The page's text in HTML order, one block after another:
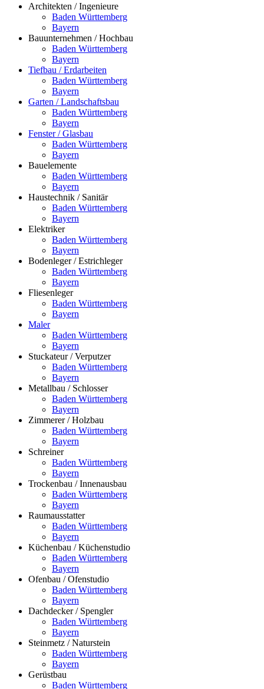
Architekten / Ingenieure
Baden Württemberg
Bayern
Bauunternehmen / Hochbau
Baden Württemberg
Bayern
Tiefbau / Erdarbeiten
Baden Württemberg
Bayern
Garten / Landschaftsbau
Baden Württemberg
Bayern
Fenster / Glasbau
Baden Württemberg
Bayern
Bauelemente
Baden Württemberg
Bayern
Haustechnik / Sanitär
Baden Württemberg
Bayern
Elektriker
Baden Württemberg
Bayern
Bodenleger / Estrichleger
Baden Württemberg
Bayern
Fliesenleger
Baden Württemberg
Bayern
Maler
Baden Württemberg
Bayern
Stuckateur / Verputzer
Baden Württemberg
Bayern
Metallbau / Schlosser
Baden Württemberg
Bayern
Zimmerer / Holzbau
Baden Württemberg
Bayern
Schreiner
Baden Württemberg
Bayern
Trockenbau / Innenausbau
Baden Württemberg
Bayern
Raumausstatter
Baden Württemberg
Bayern
Küchenbau / Küchenstudio
Baden Württemberg
Bayern
Ofenbau / Ofenstudio
Baden Württemberg
Bayern
Dachdecker / Spengler
Baden Württemberg
Bayern
Steinmetz / Naturstein
Baden Württemberg
Bayern
Gerüstbau
Baden Württemberg